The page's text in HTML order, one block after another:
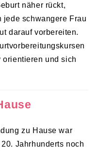
näher rückt,
jede schwangere Frau
darauf vorbereiten.
orientieren und sich
zu Hause war
Jahrhunderts noch